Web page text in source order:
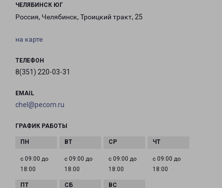
ЧЕЛЯБИНСК ЮГ
Россия, Челябинск, Троицкий тракт, 25
на карте
ТЕЛЕФОН
8(351) 220-03-31
EMAIL
chel@pecom.ru
ГРАФИК РАБОТЫ
с 09:00 до
18:00
с 09:00 до
18:00
с 09:00 до
18:00
с 09:00 до
18:00